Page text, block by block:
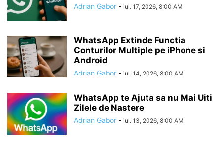
Adrian Gabor - iul. 17, 2026, 8:00 AM
WhatsApp Extinde Functia
Conturilor Multiple pe iPhone si
Android
Adrian Gabor - iul. 14, 2026, 8:00 AM
WhatsApp te Ajuta sa nu Mai Uiti
Zilele de Nastere
Adrian Gabor - iul. 13, 2026, 8:00 AM